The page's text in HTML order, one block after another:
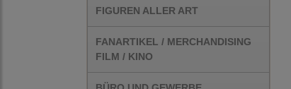
FIGUREN ALLER ART
FANARTIKEL / MERCHANDISING
FILM / KINO